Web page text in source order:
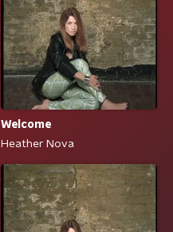
Welcome
Heather Nova